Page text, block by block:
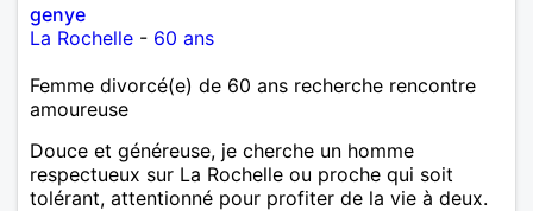
genye
La Rochelle - 60 ans
Femme divorcé(e) de 60 ans recherche rencontre
amoureuse
Douce et généreuse, je cherche un homme
respectueux sur La Rochelle ou proche qui soit
tolérant, attentionné pour profiter de la vie à deux.